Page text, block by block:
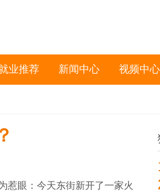
业推荐 新闻中心 视频中心
眼：今天东街新开了一家火